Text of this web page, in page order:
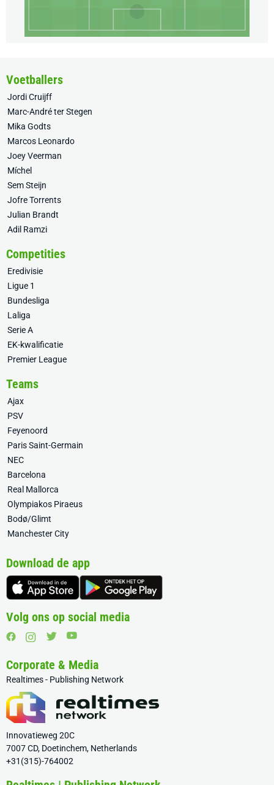
Voetballers
Jordi Cruijff
Marc-André ter Stegen
Mika Godts
Marcos Leonardo
Joey Veerman
Míchel
Sem Steijn
Jofre Torrents
Julian Brandt
Adil Ramzi
Competities
Eredivisie
Ligue 1
Bundesliga
Laliga
Serie A
EK-kwalificatie
Premier League
Teams
Ajax
PSV
Feyenoord
Paris Saint-Germain
NEC
Barcelona
Real Mallorca
Olympiakos Piraeus
Bodø/Glimt
Manchester City
Download de app
Volg ons op social media
Corporate & Media
Realtimes - Publishing Network
Innovatieweg 20C
7007 CD, Doetinchem, Netherlands
+31(315)-764002